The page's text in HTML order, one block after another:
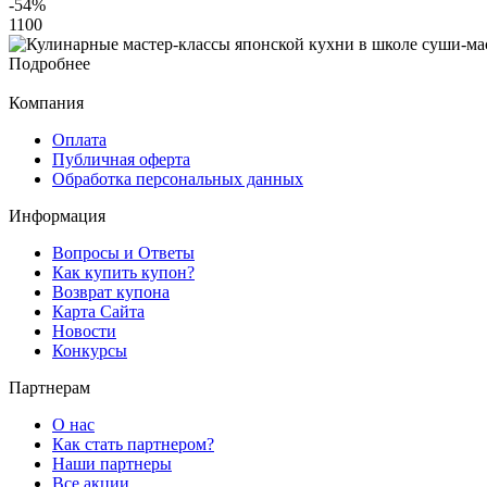
-54%
1100
Подробнее
Компания
Оплата
Публичная оферта
Обработка персональных данных
Информация
Вопросы и Ответы
Как купить купон?
Возврат купона
Карта Сайта
Новости
Конкурсы
Партнерам
О нас
Как стать партнером?
Наши партнеры